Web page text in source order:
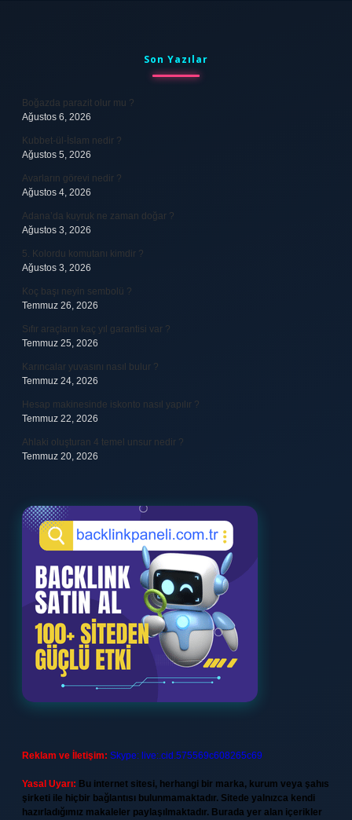
Son Yazılar
Boğazda parazit olur mu ?
Ağustos 6, 2026
Kubbet-ül-İslam nedir ?
Ağustos 5, 2026
Avarların görevi nedir ?
Ağustos 4, 2026
Adana’da kuyruk ne zaman doğar ?
Ağustos 3, 2026
5. Kolordu komutanı kimdir ?
Ağustos 3, 2026
Koç başı neyin sembolü ?
Temmuz 26, 2026
Sıfır araçların kaç yıl garantisi var ?
Temmuz 25, 2026
Karıncalar yuvasını nasıl bulur ?
Temmuz 24, 2026
Hesap makinesinde iskonto nasıl yapılır ?
Temmuz 22, 2026
Ahlaki oluşturan 4 temel unsur nedir ?
Temmuz 20, 2026
Reklam ve İletişim: Skype: live:.cid.575569c608265c69
Yasal Uyarı: Bu internet sitesi, herhangi bir marka, kurum veya şahıs
şirketi ile hiçbir bağlantısı bulunmamaktadır. Sitede yalnızca kendi
hazırladığımız makaleler paylaşılmaktadır. Burada yer alan içerikler